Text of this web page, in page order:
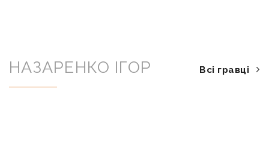
НАЗАРЕНКО ІГОР Всі гравці